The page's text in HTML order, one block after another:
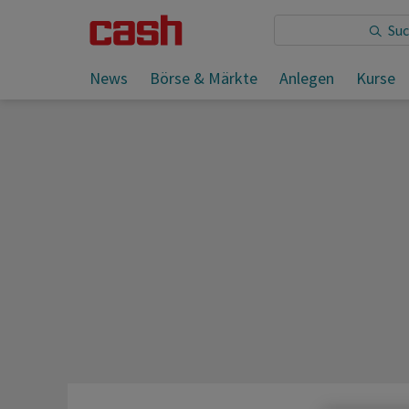
News Börse & Märkte Anlegen Kurse
Sie lesen: